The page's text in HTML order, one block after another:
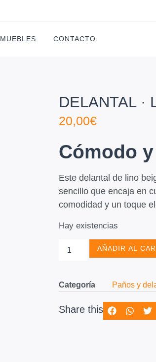
MUEBLES CONTACTO
DELANTAL ·
20,00€
Cómodo
Este delantal de lino
sencillo que encaja en
comodidad y un toque
Hay existencias
AÑADIR AL
Categoría Paños y
Share this